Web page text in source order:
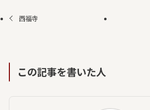
西福寺
この記事を書いた人